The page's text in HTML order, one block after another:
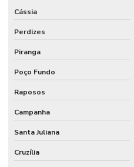
Cássia
Perdizes
Piranga
Poço Fundo
Raposos
Campanha
Santa Juliana
Cruzília